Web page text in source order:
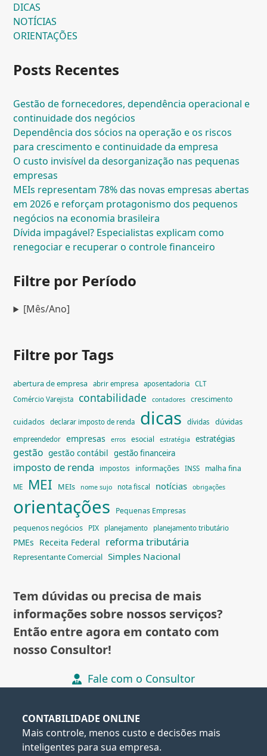
DICAS
NOTÍCIAS
ORIENTAÇÕES
Posts Recentes
Gestão de fornecedores, dependência operacional e
continuidade dos negócios
Dependência dos sócios na operação e os riscos
para crescimento e continuidade da empresa
O custo invisível da desorganização nas pequenas
empresas
MEIs representam 78% das novas empresas abertas
em 2026 e reforçam protagonismo dos pequenos
negócios na economia brasileira
Dívida impagável? Especialistas explicam como
renegociar e recuperar o controle financeiro
Filtre por Período
[Mês/Ano]
Filtre por Tags
abertura de empresa abrir empresa aposentadoria
CLT
Comércio Varejista
contabilidade contadores crescimento
cuidados declarar imposto de renda dicas dívidas dúvidas
empreendedor empresas erros esocial estratégia estratégias
gestão gestão contábil gestão financeira
imposto de renda impostos informações INSS malha fina
ME MEI MEIs nome sujo nota fiscal notícias obrigações
orientações Pequenas Empresas
pequenos negócios PIX planejamento planejamento tributário
PMEs Receita Federal reforma tributária
Representante Comercial Simples Nacional
Tem dúvidas ou precisa de mais
informações sobre nossos serviços?
Então entre agora em contato com
nosso Consultor!
Fale com o Consultor
CONTABILIDADE ONLINE
Mais controle, menos custo e decisões mais
inteligentes para sua empresa.